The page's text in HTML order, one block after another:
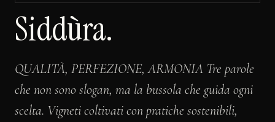
Siddùra.
QUALITÀ, PERFEZIONE, ARMONIA Tre parole
che non sono slogan, ma la bussola che guida ogni
scelta. Vigneti coltivati con pratiche sostenibili,